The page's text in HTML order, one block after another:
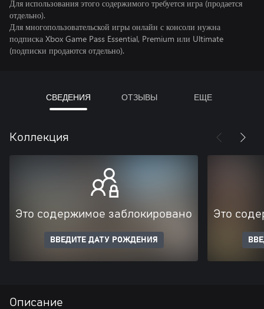
Для использования этого содержимого требуется игра (продается
отдельно).
Для многопользовательской игры онлайн с консоли нужна
подписка Xbox Game Pass Essential, Premium или Ultimate
(подписки продаются отдельно).
СВЕДЕНИЯ ОТЗЫВЫ ЕЩЕ
Коллекция
Это содержимое заблокировано
ВВЕДИТЕ ДАТУ РОЖДЕНИЯ
Это
Описание